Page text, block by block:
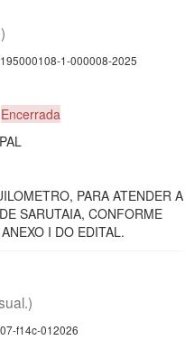
1-000008-2025
Encerrada
PARA ATENDER A
SARUTAIA, CONFORME
I DO EDITAL.
f14c-012026